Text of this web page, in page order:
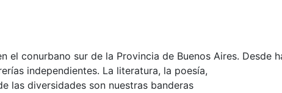
el conurbano sur de la Provincia de Buenos Aires.
independientes. La literatura, la poesía,
las diversidades son nuestras banderas